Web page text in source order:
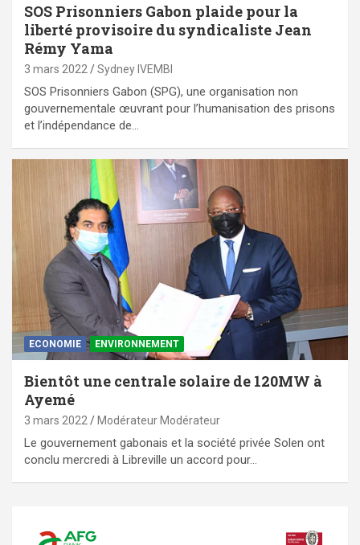
SOS Prisonniers Gabon plaide pour la
liberté provisoire du syndicaliste Jean
Rémy Yama
3 mars 2022 Sydney IVEMBI
SOS Prisonniers Gabon (SPG), une organisation non
gouvernementale œuvrant pour l’humanisation des prisons
et l’indépendance de…
ECONOMIE ENVIRONNEMENT
Bientôt une centrale solaire de 120MW à
Ayemé
3 mars 2022 Modérateur Modérateur
Le gouvernement gabonais et la société privée Solen ont
conclu mercredi à Libreville un accord pour…